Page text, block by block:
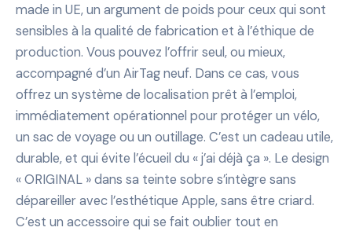
made in UE, un argument de poids pour ceux qui sont
sensibles à la qualité de fabrication et à l’éthique de
production. Vous pouvez l’offrir seul, ou mieux,
accompagné d’un AirTag neuf. Dans ce cas, vous
offrez un système de localisation prêt à l’emploi,
immédiatement opérationnel pour protéger un vélo,
un sac de voyage ou un outillage. C’est un cadeau utile,
durable, et qui évite l’écueil du « j’ai déjà ça ». Le design
« ORIGINAL » dans sa teinte sobre s’intègre sans
dépareiller avec l’esthétique Apple, sans être criard.
C’est un accessoire qui se fait oublier tout en